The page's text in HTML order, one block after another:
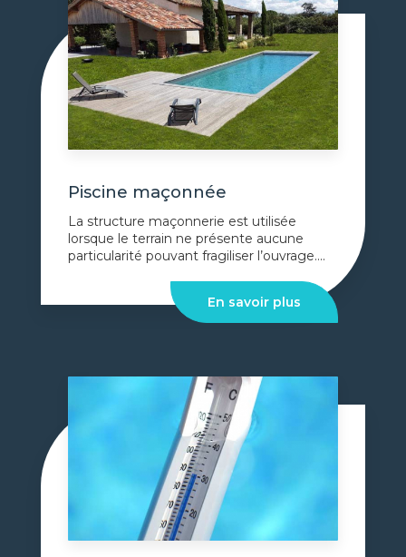
Piscine maçonnée
La structure maçonnerie est utilisée
lorsque le terrain ne présente aucune
particularité pouvant fragiliser l’ouvrage....
En savoir plus